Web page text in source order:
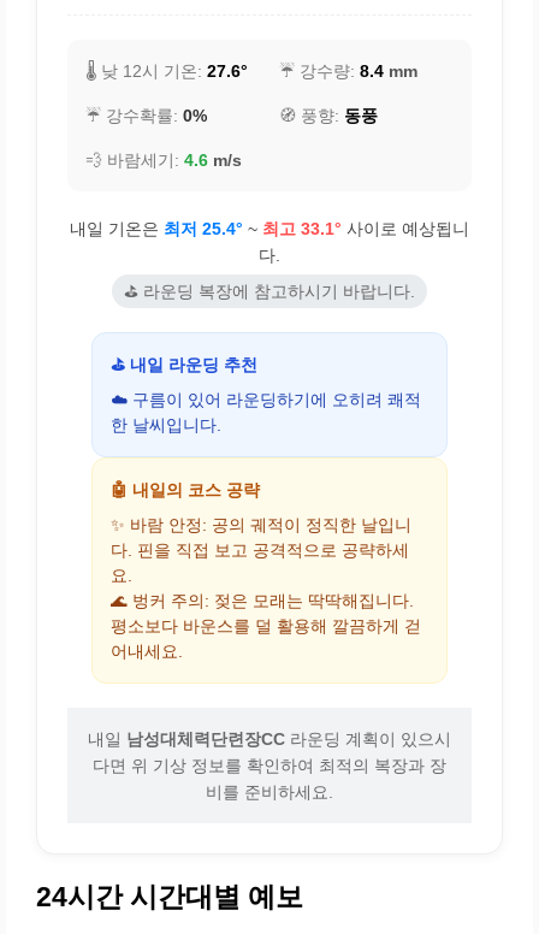
🌡️ 낮 12시 기온: 27.6° ☔ 강수량: 8.4 mm
☔ 강수확률: 0% 🧭 풍향: 동풍
💨 바람세기: 4.6 m/s
내일 기온은 최저 25.4° ~ 최고 33.1° 사이로 예상됩니
다.
⛳ 라운딩 복장에 참고하시기 바랍니다.
⛳ 내일 라운딩 추천
☁️ 구름이 있어 라운딩하기에 오히려 쾌적
한 날씨입니다.
🤖 내일의 코스 공략
✨ 바람 안정: 공의 궤적이 정직한 날입니
다. 핀을 직접 보고 공격적으로 공략하세
요.
🌊 벙커 주의: 젖은 모래는 딱딱해집니다.
평소보다 바운스를 덜 활용해 깔끔하게 걷
어내세요.
내일 남성대체력단련장CC 라운딩 계획이 있으시
다면 위 기상 정보를 확인하여 최적의 복장과 장
비를 준비하세요.
24시간 시간대별 예보